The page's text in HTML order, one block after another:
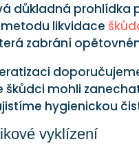
důkladná prohlídka
likvidace
zabrání
škůdci mohli
hygienickou
vyklízení